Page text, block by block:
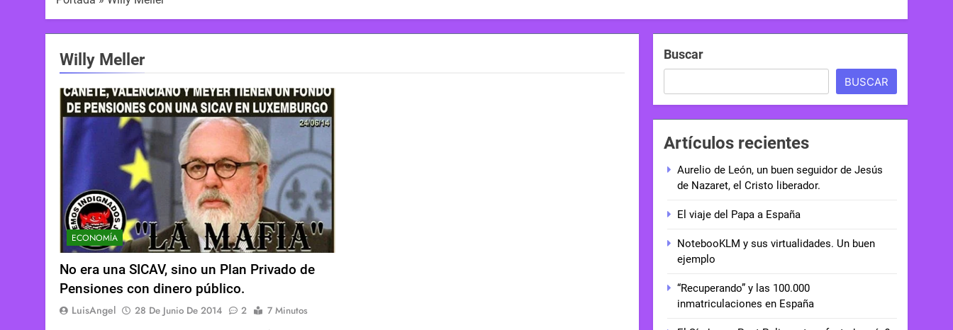
Willy Meller
ECONOMÍA
No era una SICAV, sino un Plan Privado de
Pensiones con dinero público.
LuisAngel 28 De Junio De 2014 2
7 Minutos
Buscar
BUSCAR
Artículos recientes
Aurelio de León, un buen seguidor de Jesús
de Nazaret, el Cristo liberador.
El viaje del Papa a España
NotebooKLM y sus virtualidades. Un buen
ejemplo
“Recuperando” y las 100.000
inmatriculaciones en España